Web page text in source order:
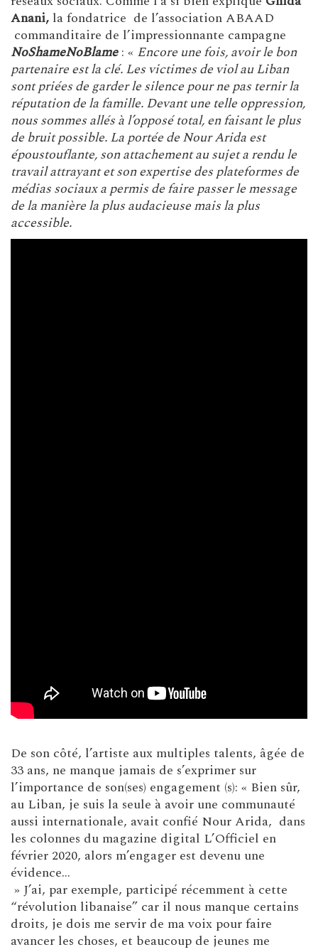
Anani, la fondatrice de l’association ABAAD
commanditaire de l’impressionnante campagne
NoShameNoBlame: « Encore une fois, avoir le bon
partenaire est la clé. Les victimes de viol au Liban
sont priées de garder le silence pour ne pas ternir la
réputation de la famille.Devant une telle oppression,
nous sommes allés à l’opposé total, en faisant le plus
de bruit possible. La portée de Nour Arida est
époustouflante, son attachement au sujet a rendu le
travail attrayant et son expertise des plateformes de
médias sociaux a permis de faire passer le message
de la manière la plus audacieuse mais la plus
accessible.
De son côté, l’artiste aux multiples talents, âgée de
33 ans, ne manque jamais de s’exprimer sur
l’importance de son(ses) engagement (s): « Bien sûr,
au Liban, je suis la seule à avoir une communauté
aussi internationale, avait confié Nour Arida, dans
les colonnes du magazine digital L’Officiel en
février 2020, alors m’engager est devenu une
évidence…
» J’ai, par exemple, participé récemment à cette
“révolution libanaise” car il nous manque certains
droits, je dois me servir de ma voix pour faire
avancer les choses, et beaucoup de jeunes me